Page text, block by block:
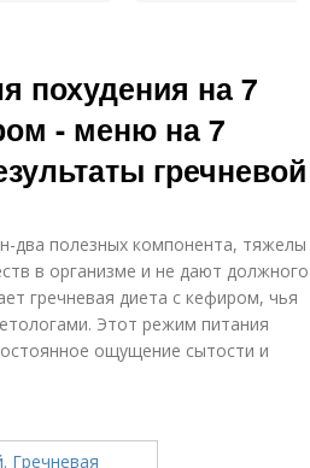
похудения на 7
- меню на 7
гречневой
два полезных компонента, тяжелы
в организме и не дают должного
гречневая диета с кефиром, чья
Этот режим питания
ощущение сытости и